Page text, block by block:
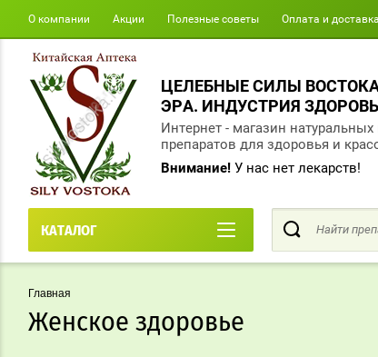
О компании Акции Полезные советы Оплата и доставка
ЦЕЛЕБНЫЕ СИЛЫ
ЭРА. ИНДУСТРИЯ
Интернет - магазин натуральных
препаратов для здоровья и
Внимание! У нас нет лекарств!
КАТАЛОГ
Главная
Женское здоровье